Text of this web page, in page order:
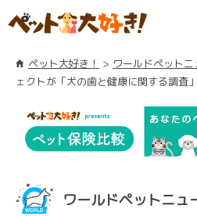
ペット大好き！ ワールドペットニ
ェクトが「犬の歯と健康に関する調査
ワールドペットニュ